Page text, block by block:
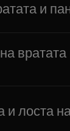
и
и лоста